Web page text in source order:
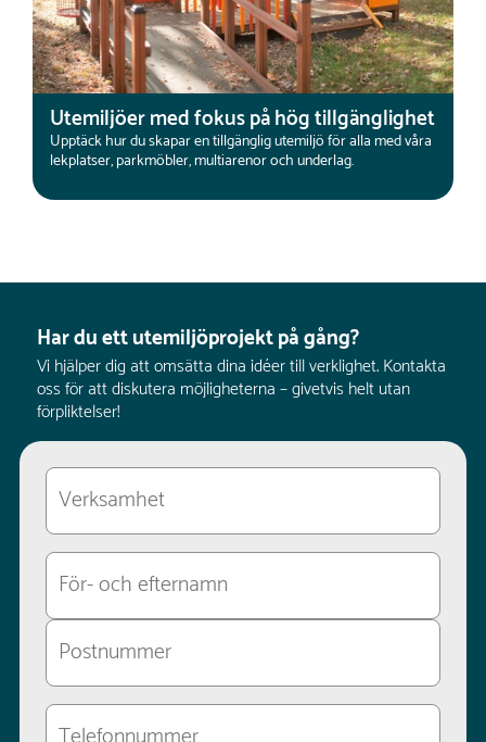
Utemiljöer med fokus på hög tillgänglighet
Upptäck hur du skapar en tillgänglig utemiljö för alla med våra
lekplatser, parkmöbler, multiarenor och underlag.
Har du ett utemiljöprojekt på gång?
Vi hjälper dig att omsätta dina idéer till verklighet. Kontakta
oss för att diskutera möjligheterna – givetvis helt utan
förpliktelser!